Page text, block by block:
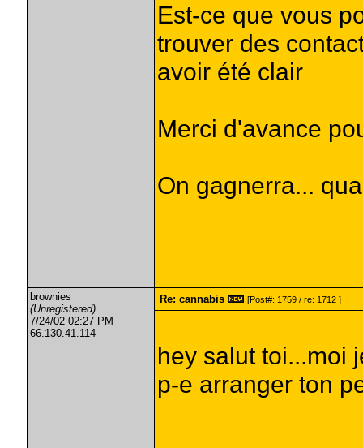
Est-ce que vous
trouver des
avoir été clair
Merci d'avance
On gagnerra...
brownies
(Unregistered)
7/24/02 02:27 PM
66.130.41.114
Re: cannabis [Post#: 1759 / re: 1712 ]
hey salut toi...moi
p-e arranger ton